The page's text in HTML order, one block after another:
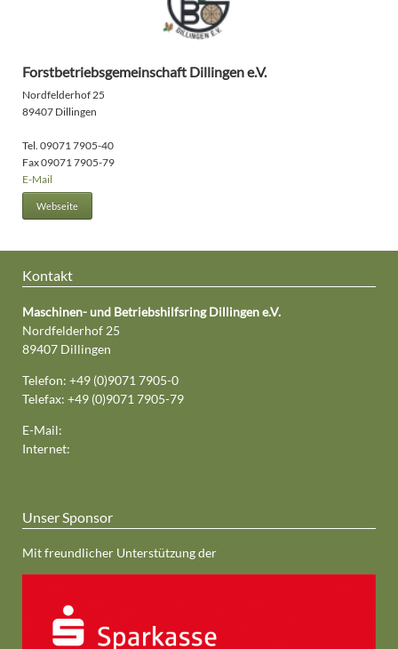
Forstbetriebsgemeinschaft Dillingen e.V.
Nordfelderhof 25
89407 Dillingen
Tel. 09071 7905-40
Fax 09071 7905-79
E-Mail
Webseite
Kontakt
Maschinen- und Betriebshilfsring Dillingen e.V.
Nordfelderhof 25
89407 Dillingen
Telefon: +49 (0)9071 7905-0
Telefax: +49 (0)9071 7905-79
E-Mail:
Internet:
Unser Sponsor
Mit freundlicher Unterstützung der